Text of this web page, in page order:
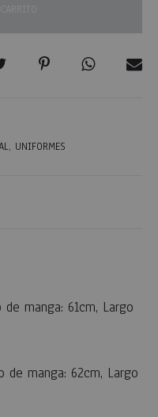
, UNIFORMES
manga: 61cm, Largo
de manga: 62cm, Largo